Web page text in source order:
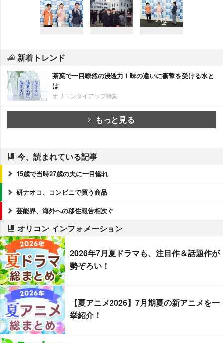
新着トレンド
茶葉で一目瞭然の浸透力！味の違いに衝撃を受ける水と
は
オリコンタイアップ特集
もっと見る
今、読まれている記事
15歳で当時27歳の夫に一目惚れ
研ナオコ、コンビニで買う商品
芸能界、海外への移住報告相次ぐ
オリコン インフォメーション
2026年7月夏ドラマも、注目作＆話題作が
勢ぞろい！
【夏アニメ2026】7月期夏の新アニメを一
挙紹介！